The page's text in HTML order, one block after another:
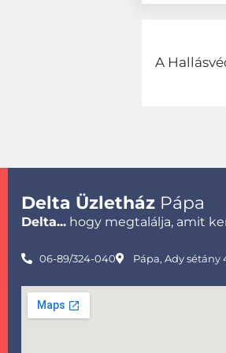
A
Delta Üzletház Pápa
Delta... hogy megtalálja, amit
06-89/324-040 Pápa, Ady sétány